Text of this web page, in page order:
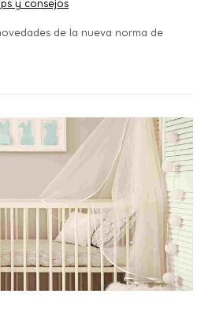
y consejos
de la nueva norma de